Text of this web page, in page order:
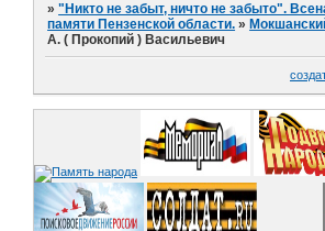
»"Никто не забыт, ничто не забыто".
памяти Пензенской области. »
А. ( Прокопий ) Васильевич